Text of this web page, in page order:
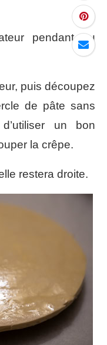
pendant au
puis découpez
de pâte sans
un bon
la crêpe.
restera droite.